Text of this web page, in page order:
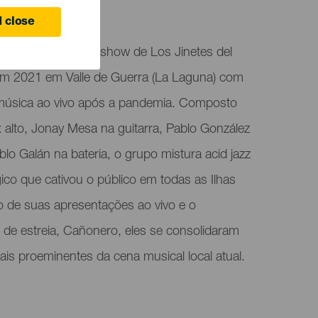
close
recebe um show de Los Jinetes del
2021 em Valle de Guerra (La Laguna) com
ao vivo após a pandemia. Composto
Jonay Mesa na guitarra, Pablo González
Galán na bateria, o grupo mistura acid jazz
que cativou o público em todas as Ilhas
de suas apresentações ao vivo e o
estreia, Cañonero, eles se consolidaram
proeminentes da cena musical local atual.